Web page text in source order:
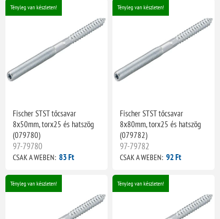
Tényleg van készleten!
Fischer STST tőcsavar
8x50mm, torx25 és hatszög
(079780)
97-79780
CSAK A WEBEN: 83 Ft
Tényleg van készleten!
Fischer STST tőcsavar
8x80mm, torx25 és hatszög
(079782)
97-79782
CSAK A WEBEN: 92 Ft
Tényleg van készleten! Tényleg van készleten!